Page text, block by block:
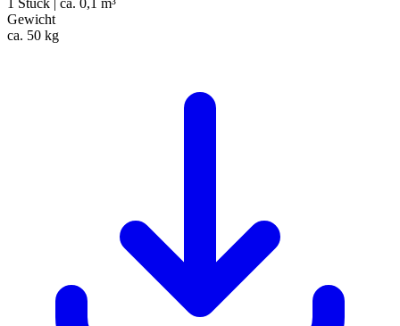
1 Stück | ca. 0,1 m³
Gewicht
ca. 50 kg